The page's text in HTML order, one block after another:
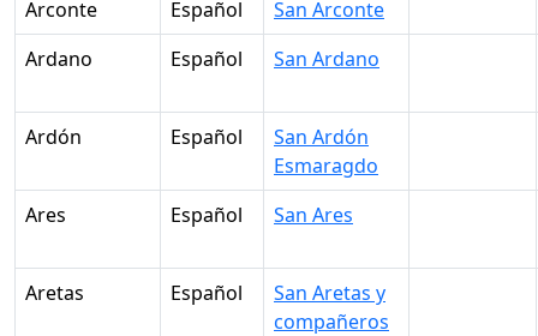
Arconte
Español
San Arconte
Ardano
Español San Ardano
Ardón Español
San Ardón
Esmaragdo
Ares
Español San Ares
Aretas Español
San Aretas y
compañeros